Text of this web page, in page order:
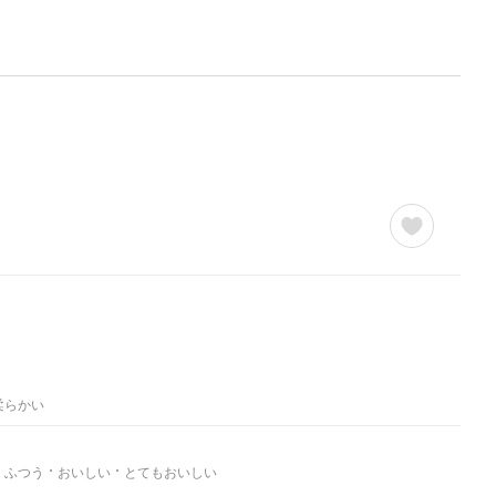
らかい
ふつう おいしい とてもおいしい